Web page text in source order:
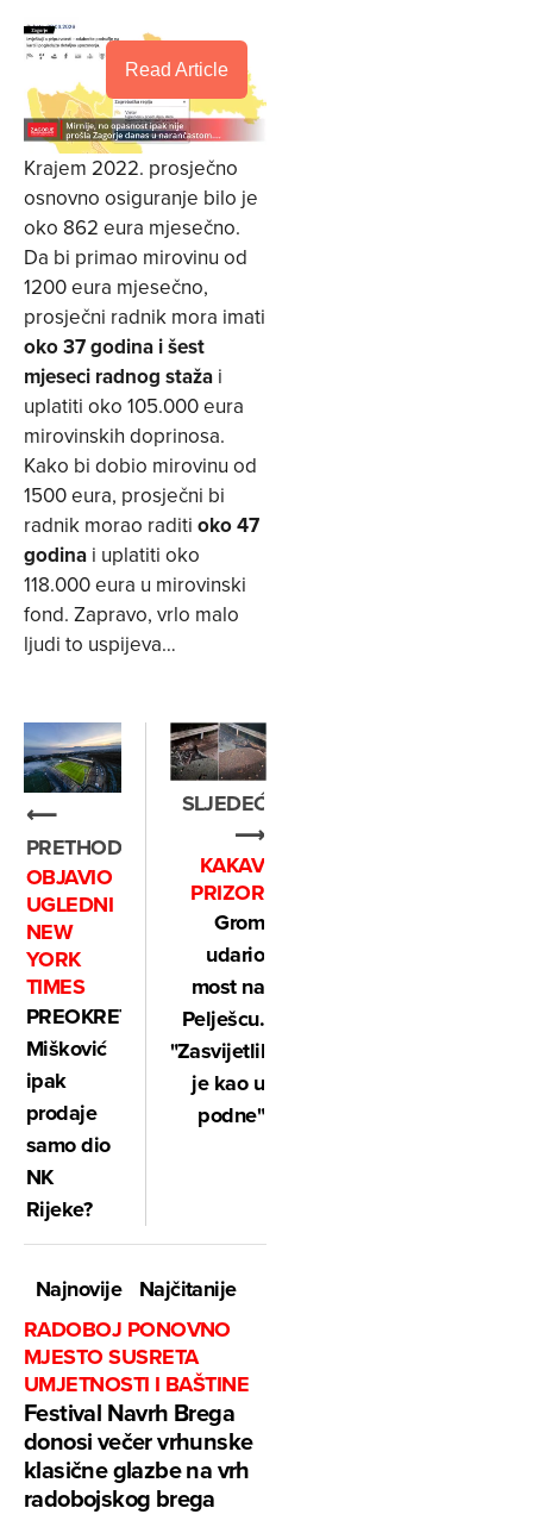
Read Article
Krajem 2022. prosječno
osnovno osiguranje bilo je
oko 862 eura mjesečno.
Da bi primao mirovinu od
1200 eura mjesečno,
prosječni radnik mora imati
oko 37 godina i šest
mjeseci radnog staža i
uplatiti oko 105.000 eura
mirovinskih doprinosa.
Kako bi dobio mirovinu od
1500 eura, prosječni bi
radnik morao raditi oko 47
godina i uplatiti oko
118.000 eura u mirovinski
fond. Zapravo, vrlo malo
ljudi to uspijeva…
⟵
PRETHODNO
OBJAVIO
UGLEDNI
NEW
YORK
TIMES
PREOKRET:
Mišković
ipak
prodaje
samo dio
NK
Rijeke?
SLJEDEĆE
⟶
KAKAV
PRIZOR
Grom
udario
most na
Pelješcu.
"Zasvijetlilo
je kao u
podne"
Najnovije
Najčitanije
RADOBOJ PONOVNO
MJESTO SUSRETA
UMJETNOSTI I BAŠTINE
Festival Navrh Brega
donosi večer vrhunske
klasične glazbe na vrh
radobojskog brega